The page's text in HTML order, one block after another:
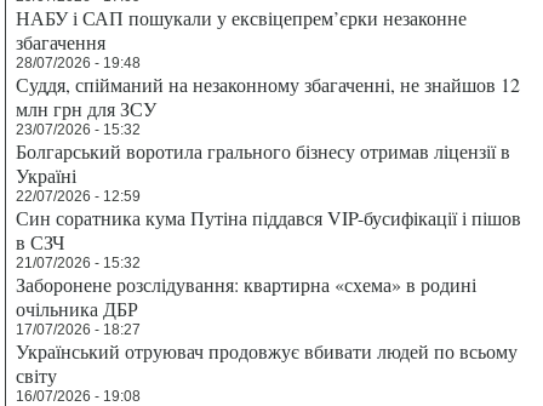
НАБУ і САП пошукали у ексвіцепрем’єрки незаконне
збагачення
28/07/2026 - 19:48
Суддя, спійманий на незаконному збагаченні, не знайшов 12
млн грн для ЗСУ
23/07/2026 - 15:32
Болгарський воротила грального бізнесу отримав ліцензії в
Україні
22/07/2026 - 12:59
Син соратника кума Путіна піддався VIP-бусифікації і пішов
в СЗЧ
21/07/2026 - 15:32
Заборонене розслідування: квартирна «схема» в родині
очільника ДБР
17/07/2026 - 18:27
Український отруювач продовжує вбивати людей по всьому
світу
16/07/2026 - 19:08